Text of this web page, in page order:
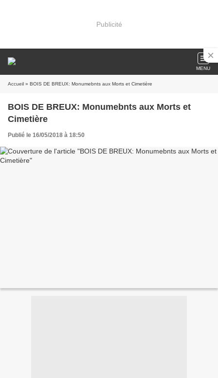
Publicité
MENU
Accueil » BOIS DE BREUX: Monumebnts aux Morts et Cimetière
BOIS DE BREUX: Monumebnts aux Morts et
Cimetière
Publié le 16/05/2018 à 18:50